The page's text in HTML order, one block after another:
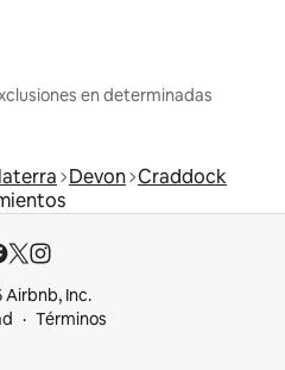
en determinadas
Devon Craddock
Inc.
Términos